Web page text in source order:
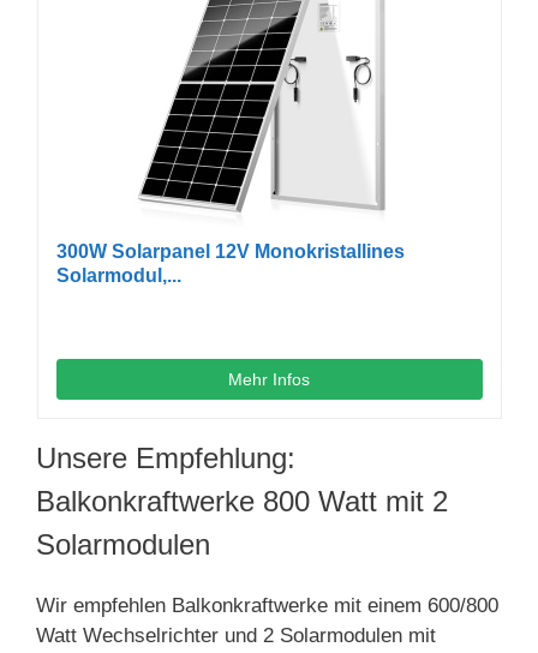
300W Solarpanel 12V Monokristallines
Solarmodul,...
Mehr Infos
Unsere Empfehlung:
Balkonkraftwerke 800 Watt mit 2
Solarmodulen
Wir empfehlen Balkonkraftwerke mit einem 600/800
Watt Wechselrichter und 2 Solarmodulen mit